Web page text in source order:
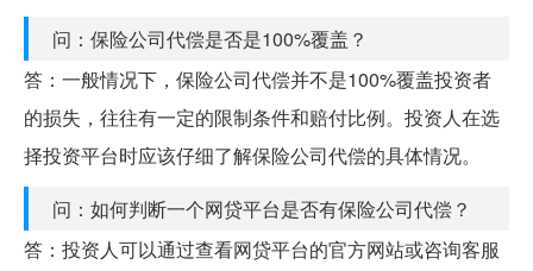
问：保险公司代偿是否是100%覆盖？
答：一般情况下，保险公司代偿并不是100%覆盖投资者
的损失，往往有一定的限制条件和赔付比例。投资人在选
择投资平台时应该仔细了解保险公司代偿的具体情况。
问：如何判断一个网贷平台是否有保险公司代偿？
答：投资人可以通过查看网贷平台的官方网站或咨询客服